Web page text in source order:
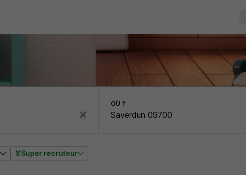
OÙ ?
Super recruteur